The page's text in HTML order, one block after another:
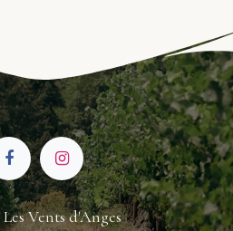
Les Vents d'Anges